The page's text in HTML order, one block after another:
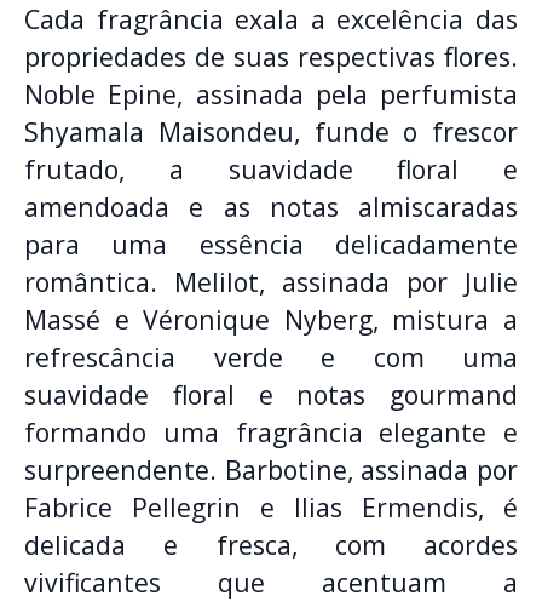
Cada fragrância exala a excelência das
propriedades de suas respectivas flores.
Noble Epine, assinada pela perfumista
Shyamala Maisondeu, funde o frescor
frutado, a suavidade floral e
amendoada e as notas almiscaradas
para uma essência delicadamente
romântica. Melilot, assinada por Julie
Massé e Véronique Nyberg, mistura a
refrescância verde e com uma
suavidade floral e notas gourmand
formando uma fragrância elegante e
surpreendente. Barbotine, assinada por
Fabrice Pellegrin e Ilias Ermendis, é
delicada e fresca, com acordes
vivificantes que acentuam a